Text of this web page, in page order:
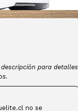
para detalles
no se